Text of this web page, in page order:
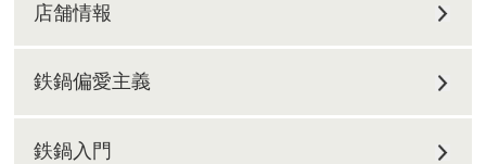
店舗情報
鉄鍋偏愛主義
鉄鍋入門